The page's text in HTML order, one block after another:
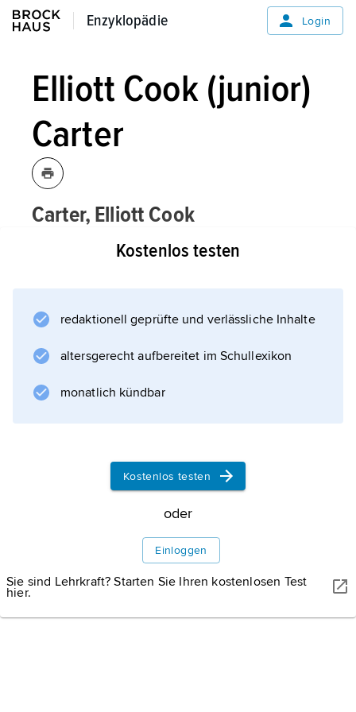
Enzyklopädie
Enzyklopädie Login
Elliott Cook (junior)
Carter
Carter, Elliott Cook
amerikanischer Komponist,
Informationen zum Artikel
Kostenlos testen
redaktionell geprüfte und verlässliche Inhalte
altersgerecht aufbereitet im Schullexikon
monatlich kündbar
Kostenlos testen
oder
Einloggen
Sie sind Lehrkraft? Starten Sie Ihren kostenlosen Test
hier.